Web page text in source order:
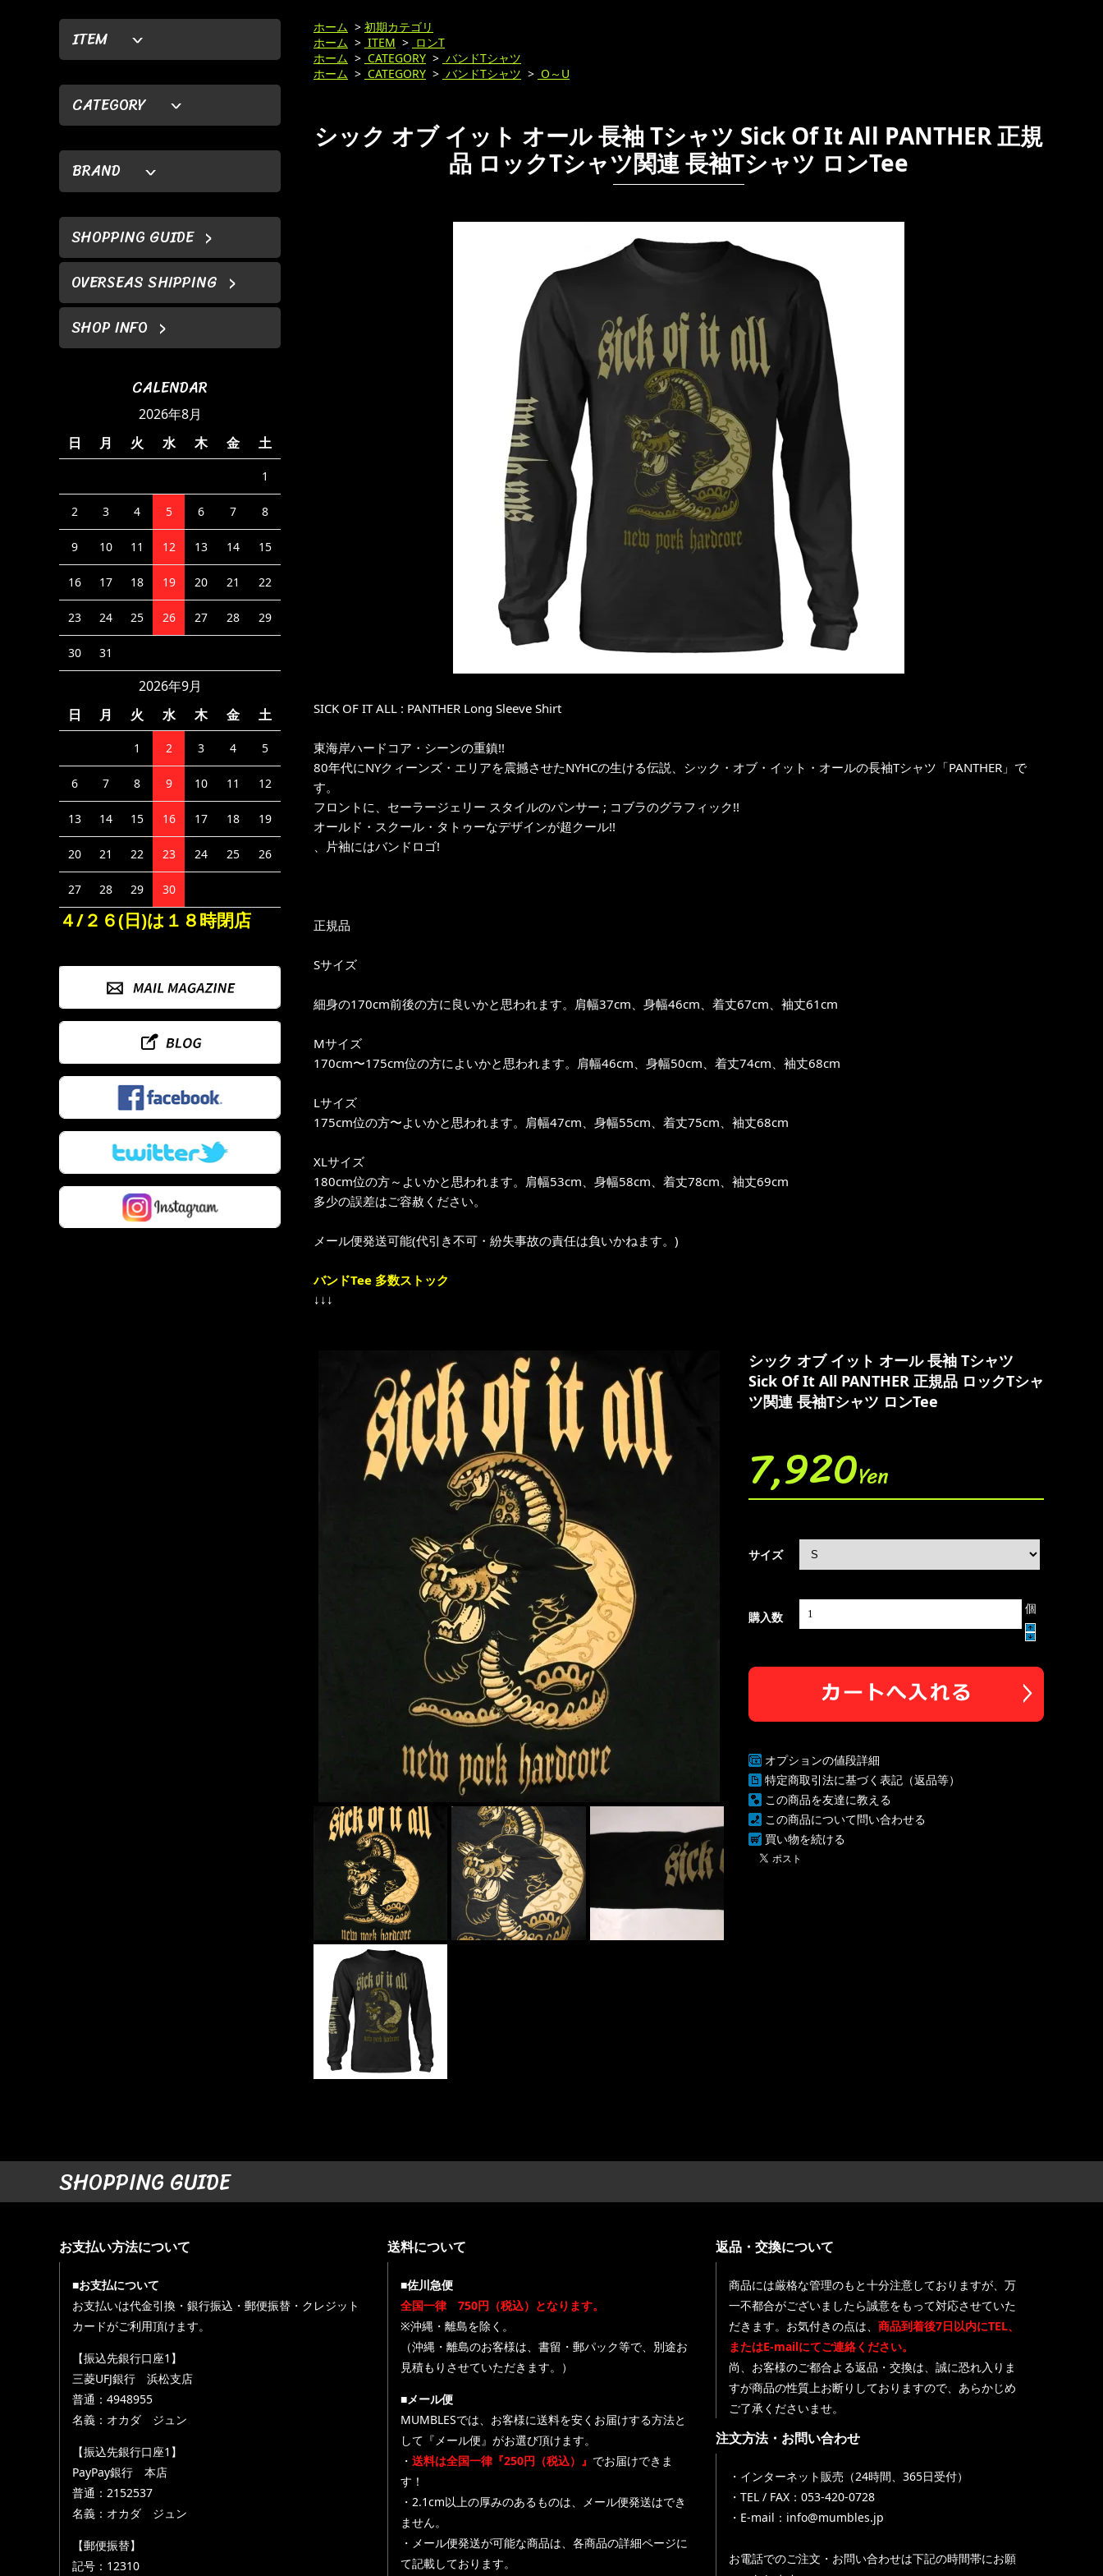
ITEM
CATEGORY
BRAND
SHOPPING GUIDE
OVERSEAS SHIPPING
SHOP INFO
CALENDAR
2026年8月
日
月 火 水 木 金 土
1
2 3 4 5 6 7 8
9 10 11 12 13 14 15
16 17 18 19 20 21 22
23 24 25 26 27 28 29
30 31
2026年9月
日
月 火 水 木 金 土
1 2 3 4 5
6 7 8 9 10 11 12
13 14 15 16 17 18 19
20 21 22 23 24 25 26
27 28 29 30
４/２６(日)は１８時閉店
ホーム > 初期カテゴリ
ホーム > ITEM > ロンT
ホーム > CATEGORY > バンドTシャツ
ホーム > CATEGORY > バンドTシャツ > O～U
シック オブ イット オール 長袖 Tシャツ Sick Of It All PANTHER 正規
品 ロックTシャツ関連 長袖Tシャツ ロンTee
SICK OF IT ALL : PANTHER Long Sleeve Shirt
東海岸ハードコア・シーンの重鎮!!
80年代にNYクィーンズ・エリアを震撼させたNYHCの生ける伝説、シック・オブ・イット・オールの長袖Tシャツ「PANTHER」で
す。
フロントに、セーラージェリー スタイルのパンサー ; コブラのグラフィック!!
オールド・スクール・タトゥーなデザインが超クール!!
、片袖にはバンドロゴ!
正規品
Sサイズ
細身の170cm前後の方に良いかと思われます。肩幅37cm、身幅46cm、着丈67cm、袖丈61cm
Mサイズ
170cm〜175cm位の方によいかと思われます。肩幅46cm、身幅50cm、着丈74cm、袖丈68cm
Lサイズ
175cm位の方〜よいかと思われます。肩幅47cm、身幅55cm、着丈75cm、袖丈68cm
XLサイズ
180cm位の方～よいかと思われます。肩幅53cm、身幅58cm、着丈78cm、袖丈69cm
多少の誤差はご容赦ください。
メール便発送可能(代引き不可・紛失事故の責任は負いかねます。)
バンドTee 多数ストック
↓↓↓
シック オブ イット オール 長袖 Tシャツ
Sick Of It All PANTHER 正規品 ロックTシャ
ツ関連 長袖Tシャツ ロンTee
7,920Yen
サイズ
購入数
個
オプションの値段詳細
特定商取引法に基づく表記（返品等）
この商品を友達に教える
この商品について問い合わせる
買い物を続ける
SHOPPING GUIDE
お支払い方法について
■お支払について
お支払いは代金引換・銀行振込・郵便振替・クレジット
カードがご利用頂けます。
【振込先銀行口座1】
三菱UFJ銀行 浜松支店
普通：4948955
名義：オカダ ジュン
【振込先銀行口座1】
PayPay銀行 本店
普通：2152537
名義：オカダ ジュン
【郵便振替】
記号：12310
送料について
■佐川急便
全国一律 750円（税込）となります。
※沖縄・離島を除く。
（沖縄・離島のお客様は、書留・郵パック等で、別途お
見積もりさせていただきます。）
■メール便
MUMBLESでは、お客様に送料を安くお届けする方法と
して『メール便』がお選び頂けます。
・ 送料は全国一律『250円（税込）』 でお届けできま
す！
・2.1cm以上の厚みのあるものは、メール便発送はでき
ません。
・メール便発送が可能な商品は、各商品の詳細ページに
て記載しております。
返品・交換について
商品には厳格な管理のもと十分注意しておりますが、万
一不都合がございましたら誠意をもって対応させていた
だきます。お気付きの点は、 商品到着後7日以内にTEL、
またはE-mailにてご連絡ください。
尚、お客様のご都合よる返品・交換は、誠に恐れ入りま
すが商品の性質上お断りしておりますので、あらかじめ
ご了承くださいませ。
注文方法・お問い合わせ
・インターネット販売（24時間、365日受付）
・TEL / FAX：053-420-0728
・E-mail：info@mumbles.jp
お電話でのご注文・お問い合わせは下記の時間帯にお願